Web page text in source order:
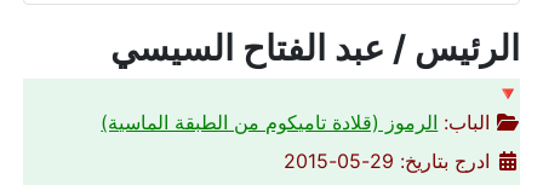
الرئيس / عبد الفتاح السيسي
🔻
الباب: الرموز (قلادة تاميكوم من الطبقة الماسية)
ادرج بتاريخ: 29-05-2015